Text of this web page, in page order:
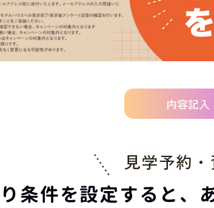
内容記入
見学予約
条件を設定すると、